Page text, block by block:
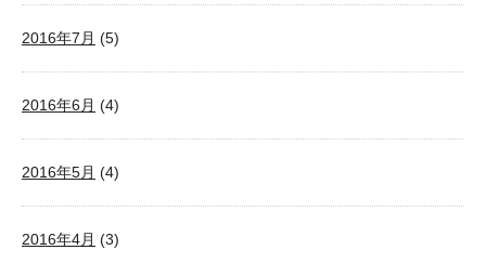
2016年7月 (5)
2016年6月 (4)
2016年5月 (4)
2016年4月 (3)